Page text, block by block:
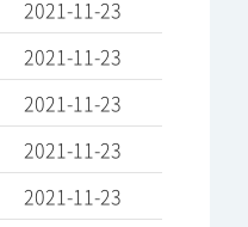
2021-11-23
2021-11-23
2021-11-23
2021-11-23
2021-11-23